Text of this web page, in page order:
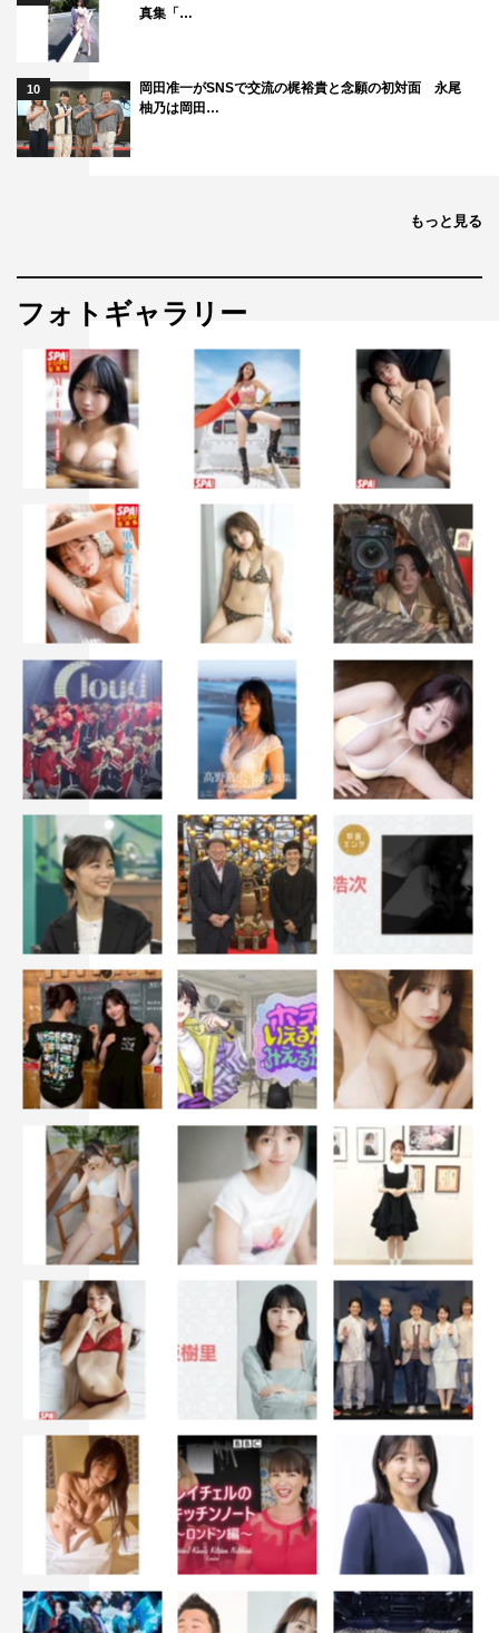
きることならば食べてみたいですね」と語った。
構想から 7年ほどの月日を経た完成に常盤監督は「日本
を代表する俳優陣で映画監督デビューしたのは、映画界で
僕くらいだと思います。苦労したことはほぼ記憶になく
て、演技派家族が見事に集まってくれました」と万感の思
を思うような作品になりました。ふっと背中を押してくれ
る映画だし、おいしい映画です。楽しんで観てほしい」と
観客にアピールした。
映画「最初の晩餐」
11月1（金）新宿ピカデリーほか全国ロードショー
＜ストーリー＞
カメラマンの東麟太郎（染谷将太）は、父・日登志（永瀬
正敏）の葬儀のために故郷へ帰ってきた。姉の美也子（戸
田恵梨香）と準備をする中、母・アキコ（斉藤由貴）が、
通夜ぶるまいは自分で作ると言いだす。やがて運ばれてき
たのは、目玉焼き。親戚たちがざわつく中、麟太郎は気が
つく。「これ、親父が初めて作ってくれた、料理です」。
懐かしい料理を食べるたび、思い出が麟太郎たちの脳裏に
よみがえってくる。 20年前に父と母が再婚した日、連れ
子の兄シュン（窪塚洋介）と5人で暮らした日々のこと
…。止まっていた家族の時が今、ゆっくりと動きだす。
＜出演＞
染谷将太、戸田恵梨香、窪塚洋介、斉藤由貴、永瀬正敏
森七菜、楽駆、牧純矢、外川燎、池田成志、菅原大吉、カ
トウシンスケ、玄理、山本浩司、小野塚勇人、奥野瑛太、
諏訪太朗
監督・脚本・編集：常盤司郎 企画・プロデューサー：杉
山麻衣 プロデューサー：森谷雄／鈴木剛 共同企画：中
川美音子 音楽：山下宏明
撮影：山本英夫 照明：小野晃 美術：清水剛 装飾：澤
下和好
録音：小宮元 衣裳：宮本茉莉 ヘアメイク：橋本申二
小道具：尹恵嫄 フードコーディネーター：赤堀博美
VFX：本田貴雄 助監督：丸谷ちひろ 制作担当：金子堅
太郎 音楽プロデューサー：鮫島充
協力：信州上田フィルムコミッション／上田市／上田市の
みなさん 製作：『最初の晩餐』製作委員会 製作プロダ
クション：アットムービー 宣伝：ミラクルヴォイス 配
給：KADOKAWA
公式HP：saishonobansan.com
©2019『最初の晩餐』製作委員会
真集「…
10
岡田准一がSNSで交流の梶裕貴と念願の初対面 永尾
柚乃は岡田…
もっと見る
フォトギャラリー